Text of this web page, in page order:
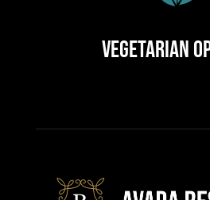
Vegetarian